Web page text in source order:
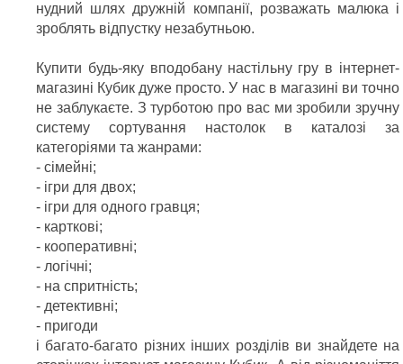
нудний шлях дружній компанії, розважать малюка і
зроблять відпустку незабутньою.
Купити будь-яку вподобану настільну гру в інтернет-
магазині Кубик дуже просто. У нас в магазині ви точно
не заблукаєте. З турботою про вас ми зробили зручну
систему сортування настолок в каталозі за
категоріями та жанрами:
- сімейні;
- ігри для двох;
- ігри для одного гравця;
- карткові;
- кооперативні;
- логічні;
- на спритність;
- детективні;
- пригоди
і багато-багато різних інших розділів ви знайдете на